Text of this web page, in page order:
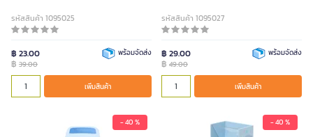
รหัสสินค้า 1095025
฿ 23.00
฿ 39.00
พร้อมจัดส่ง
เพิ่มสินค้า
รหัสสินค้า 1095027
฿ 29.00
฿ 49.00
พร้อมจัดส่ง
เพิ่มสินค้า
- 40 % - 40 %